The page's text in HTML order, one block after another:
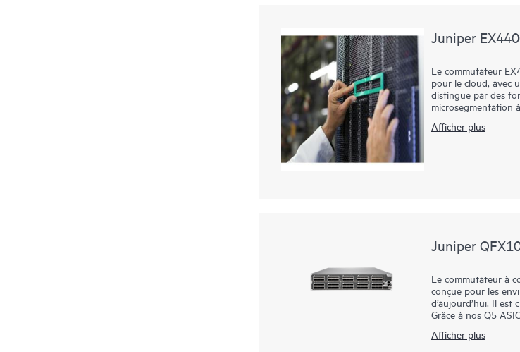
Juniper
Le commutateur
pour le cloud, avec
distingue par des
microsegmentation
intégrer, à
de votre fabric de
Afficher plus
Juniper
Le commutateur à
conçue pour les
d’aujourd’hui. Il
Grâce à nos Q5
prend en charge les
Afficher plus